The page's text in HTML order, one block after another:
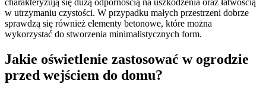
w utrzymaniu czystości. W przypadku małych przestrzeni dobrze
sprawdzą się również elementy betonowe, które można
wykorzystać do stworzenia minimalistycznych form.
Jakie oświetlenie zastosować w ogrodzie
przed wejściem do domu?